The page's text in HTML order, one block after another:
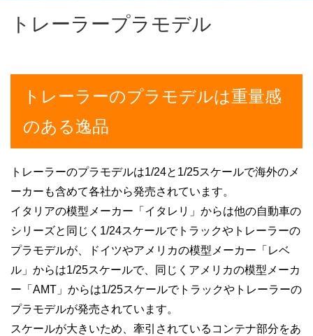
トレーラープラモデル
トレーラーのプラモデルは重量感
のある逸品
トレーラーのプラモデルは1/24と1/25スケールで海外のメ
ーカーも含めて各社から発売されています。
イタリアの模型メーカー「イタレリ」からは他の自動車の
シリーズと同じく1/24スケールでトラックやトレーラーの
プラモデルが、ドイツやアメリカの模型メーカー「レベ
ル」からは1/25スケールで、同じくアメリカの模型メーカ
ー「AMT」からは1/25スケールでトラックやトレーラーの
プラモデルが発売されています。
スケールが大きいため、牽引されているコンテナ部分をあ